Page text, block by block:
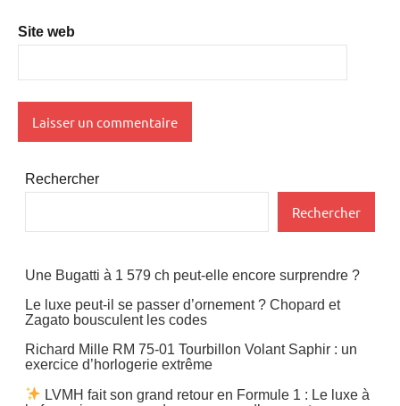
Site web
Rechercher
Rechercher
Une Bugatti à 1 579 ch peut-elle encore surprendre ?
Le luxe peut-il se passer d’ornement ? Chopard et
Zagato bousculent les codes
Richard Mille RM 75-01 Tourbillon Volant Saphir : un
exercice d’horlogerie extrême
LVMH fait son grand retour en Formule 1 : Le luxe à